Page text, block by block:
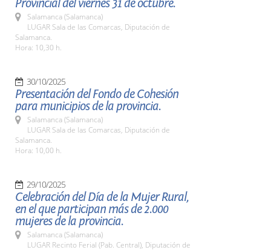
Provincial del viernes 31 de octubre.
Salamanca (Salamanca)
LUGAR Sala de las Comarcas, Diputación de
Salamanca.
Hora: 10,30 h.
30/10/2025
Presentación del Fondo de Cohesión
para municipios de la provincia.
Salamanca (Salamanca)
LUGAR Sala de las Comarcas, Diputación de
Salamanca.
Hora: 10,00 h.
29/10/2025
Celebración del Día de la Mujer Rural,
en el que participan más de 2.000
mujeres de la provincia.
Salamanca (Salamanca)
LUGAR Recinto Ferial (Pab. Central), Diputación de